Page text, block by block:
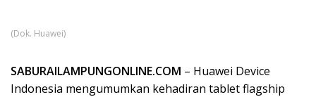
(Dok. Huawei)
SABURAILAMPUNGONLINE.COM – Huawei Device
Indonesia mengumumkan kehadiran tablet flagship